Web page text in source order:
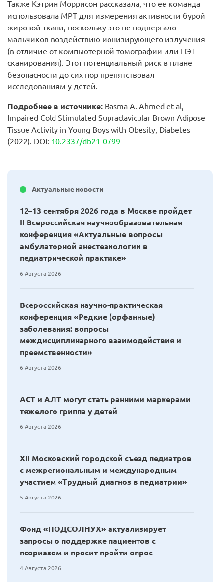
Также Кэтрин Моррисон рассказала, что ее команда
использовала МРТ для измерения активности бурой
жировой ткани, поскольку это не подвергало
мальчиков воздействию ионизирующего излучения
(в отличие от компьютерной томографии или ПЭТ-
сканирования). Этот потенциальный риск в плане
безопасности до сих пор препятствовал
исследованиям у детей.
Подробнее в источнике: Basma A. Ahmed et al,
Impaired Cold Stimulated Supraclavicular Brown Adipose
Tissue Activity in Young Boys with Obesity, Diabetes
(2022). DOI: 10.2337/db21-0799
Актуальные новости
12–13 сентября 2026 года в Москве пройдет
II Всероссийская научнообразовательная
конференция «Актуальные вопросы
амбулаторной анестезиологии в
педиатрической практике»
6 Августа 2026
Всероссийская научно-практическая
конференция «Редкие (орфанные)
заболевания: вопросы
междисциплинарного взаимодействия и
преемственности»
6 Августа 2026
АСТ и АЛТ могут стать ранними маркерами
тяжелого гриппа у детей
6 Августа 2026
XII Московский городской съезд педиатров
с межрегиональным и международным
участием «Трудный диагноз в педиатрии»
5 Августа 2026
Фонд «ПОДСОЛНУХ» актуализирует
запросы о поддержке пациентов с
псориазом и просит пройти опрос
4 Августа 2026